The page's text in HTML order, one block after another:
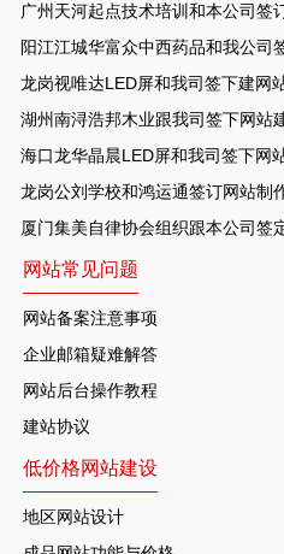
广州天河起点技术培训和本公司签
阳江江城华富众中西药品和我公司
龙岗视唯达LED屏和我司签下建网
湖州南浔浩邦木业跟我司签下网站
海口龙华晶晨LED屏和我司签下网
龙岗公刘学校和鸿运通签订网站制
厦门集美自律协会组织跟本公司签
网站常见问题
网站备案注意事项
企业邮箱疑难解答
网站后台操作教程
建站协议
低价格网站建设
地区网站设计